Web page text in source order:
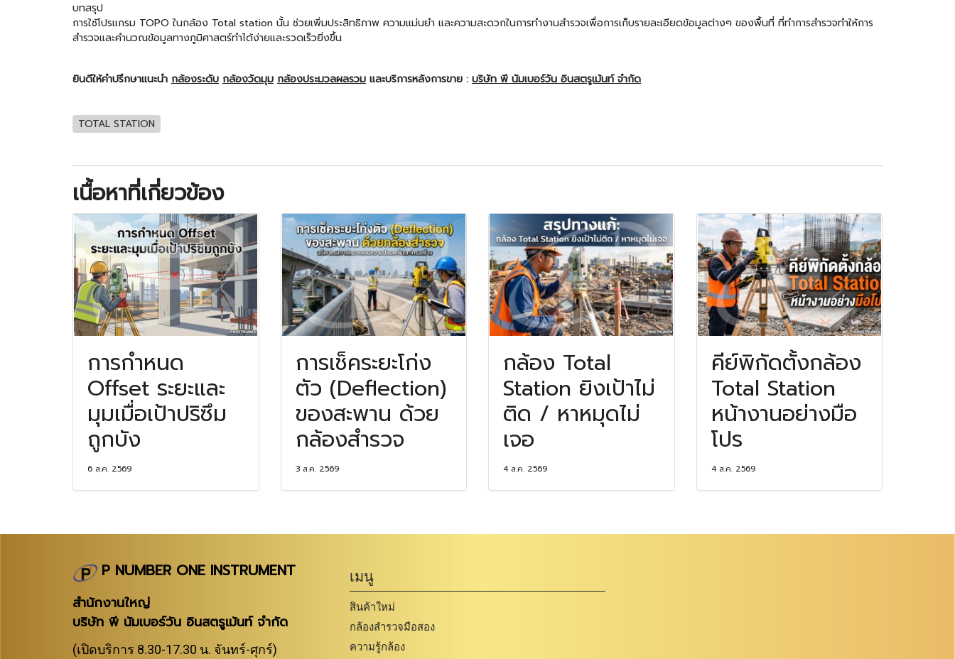
บทสรุป
การใช้โปรแกรม TOPO ในกล้อง Total station นั้น ช่วยเพิ่มประสิทธิภาพ ความแม่นยำ และความสะดวกในการทำงานสำรวจเพื่อการเก็บรายละเอียดข้อมูลต่างๆ ของพื้นที่ ที่ทำการสำรวจทำให้การ
สำรวจและคำนวณข้อมูลทางภูมิศาสตร์ทำได้ง่ายและรวดเร็วยิ่งขึ้น
ยินดีให้คำปรึกษาแนะนำ กล้องระดับ กล้องวัดมุม กล้องประมวลผลรวม และบริการหลังการขาย : บริษัท พี นัมเบอร์วัน อินสตรูเม้นท์ จำกัด
TOTAL STATION
เนื้อหาที่เกี่ยวข้อง
การกำหนด
Offset ระยะและ
มุมเมื่อเป้าปริซึม
ถูกบัง
6 ส.ค. 2569
การเช็คระยะโก่ง
ตัว (Deflection)
ของสะพาน ด้วย
กล้องสำรวจ
3 ส.ค. 2569
กล้อง Total
Station ยิงเป้าไม่
ติด / หาหมุดไม่
เจอ
4 ส.ค. 2569
คีย์พิกัดตั้งกล้อง
Total Station
หน้างานอย่างมือ
โปร
4 ส.ค. 2569
P NUMBER ONE INSTRUMENT
สำนักงานใหญ่
บริษัท พี นัมเบอร์วัน อินสตรูเม้นท์ จำกัด
(เปิดบริการ 8.30-17.30 น. จันทร์-ศุกร์)
เมนู
สินค้าใหม่
กล้องสำรวจมือสอง
ความรู้กล้อง